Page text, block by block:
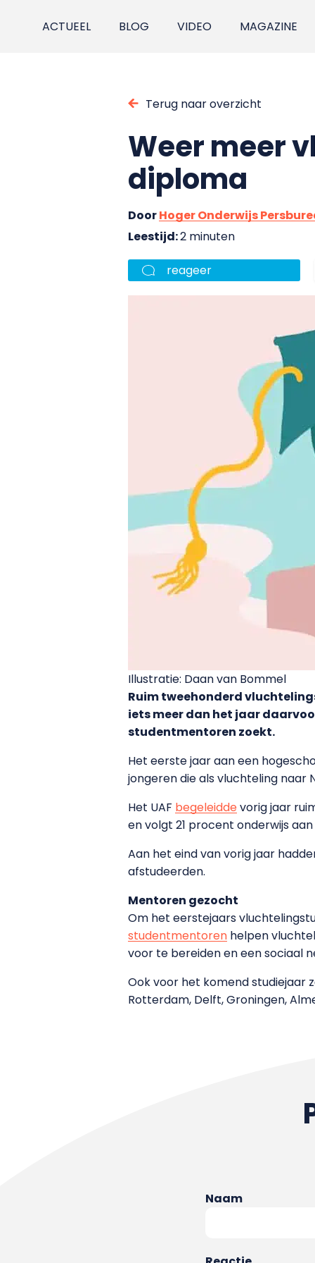
ACTUEEL BLOG VIDEO MAGAZINE
Terug naar overzicht
Weer meer
diploma
DoorHoger Onderwijs
Leestijd:2 minuten
reageer
Illustratie: Daan van Bommel
Ruim tweehonderd
iets meer dan het jaar
studentmentoren zoekt.
Het eerste jaar aan een
jongeren die als vluchteling naar
Het UAF begeleiddevorig jaar
en volgt 21 procent onderwijs
Aan het eind van vorig jaar
afstudeerden.
Mentoren gezocht
Om het eerstejaars
studentmentoren helpen
voor te bereiden en een sociaal
Ook voor het komend studiejaar
Rotterdam, Delft, Groningen,
Naam